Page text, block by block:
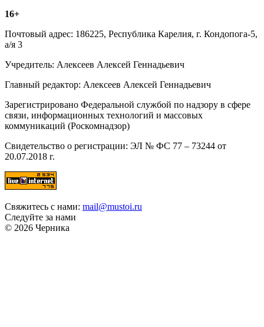
16+
Почтовый адрес: 186225, Республика Карелия, г. Кондопога-5,
а/я 3
Учредитель: Алексеев Алексей Геннадьевич
Главный редактор: Алексеев Алексей Геннадьевич
Зарегистрировано Федеральной службой по надзору в сфере
связи, информационных технологий и массовых
коммуникаций (Роскомнадзор)
Свидетельство о регистрации: ЭЛ № ФС 77 – 73244 от
20.07.2018 г.
Свяжитесь с нами: mail@mustoi.ru
Следуйте за нами
© 2026 Черника